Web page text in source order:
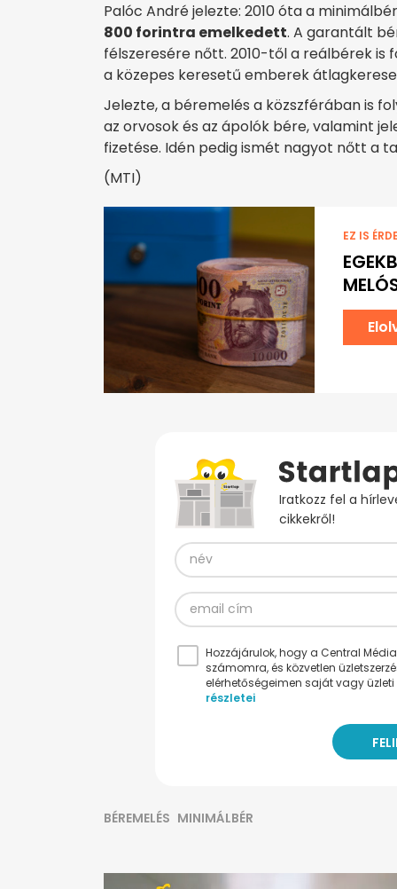
Palóc André jelezte: 2010 óta a
800 forintra emelkedett. A garantált
félszeresére nőtt. 2010-től a reálbérek is
a közepes keresetű emberek
Jelezte, a béremelés a közszférában is
az orvosok és az ápolók bére, valamint
fizetése. Idén pedig ismét nagyot nőtt a
(MTI)
EZ IS
Iratkozz fel a
cikkekről!
Hozzájárulok, hogy a Central
számomra, és közvetlen
elérhetőségeimen saját vagy
részletei
BÉREMELÉS MINIMÁLBÉR